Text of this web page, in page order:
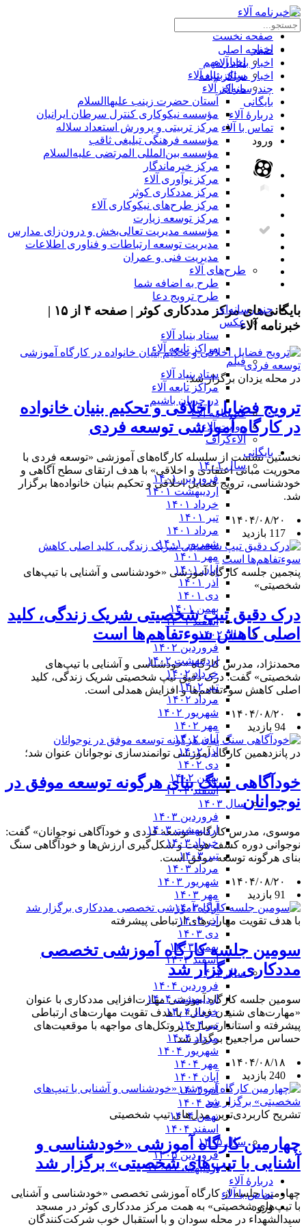
صفحه نخست
اخبار
اخبار مهم
ستاد بنیاد آلاء
مراکز آلاء
آستان حضرت زینب علیهاالسلام
مؤسسه نیکوکاری کنترل سرطان ایرانیان
مرکز تربیتی و پرورش استعداد سلاله
مؤسسه فرهنگی تبلیغی ثاقب
مؤسسه بین‌المللی المرتضی علیه‌السلام
مرکز خیرماندگار
مرکز نوآوری آلاء
مرکز مددکاری کوثر
مرکز طرح‌های نیکوکاری آلاء
مرکز توسعه زیارت
مؤسسه مدیریت تعالی‌بخش و درون‌زای مدارس
مدیریت توسعه ارتباطات و فناوری اطلاعات
مدیریت فنی و عمران
طرح‌های آلاء
طرح به اضافه شما
طرح ترویج دعا
چند رسانه‌ای
عکس
ستاد بنیاد آلاء
مراکز تابعه آلاء
فیلم
ستاد بنیاد آلاء
مراکز تابعه آلاء
در جریان باشیم
فصلنامه آلاء
روایت آلاء
آلاءگراف
بایگانی
سال ۱۴۰۱
فروردین ۱۴۰۱
اردیبهشت ۱۴۰۱
خرداد ۱۴۰۱
تیر ۱۴۰۱
مرداد ۱۴۰۱
شهریور ۱۴۰۱
مهر ۱۴۰۱
آبان ۱۴۰۱
آذر ۱۴۰۱
دی ۱۴۰۱
بهمن ۱۴۰۱
اسفند ۱۴۰۱
سال ۱۴۰۲
فروردین ۱۴۰۲
اردیبهشت ۱۴۰۲
خرداد ۱۴۰۲
تیر ۱۴۰۲
مرداد ۱۴۰۲
شهریور ۱۴۰۲
مهر ۱۴۰۲
آبان ۱۴۰۲
آذر ۱۴۰۲
دی ۱۴۰۲
بهمن ۱۴۰۲
اسفند ۱۴۰۲
سال ۱۴۰۳
فروردین ۱۴۰۳
اردیبهشت ۱۴۰۳
خرداد ۱۴۰۳
تیر ۱۴۰۳
مرداد ۱۴۰۳
شهریور ۱۴۰۳
مهر ۱۴۰۳
آبان ۱۴۰۳
آذر ۱۴۰۳
دی ۱۴۰۳
بهمن ۱۴۰۳
اسفند ۱۴۰۳
سال ۱۴۰۴
فروردین ۱۴۰۴
اردیبهشت ۱۴۰۴
خرداد ۱۴۰۴
تیر ۱۴۰۴
مرداد ۱۴۰۴
شهریور ۱۴۰۴
مهر ۱۴۰۴
آبان ۱۴۰۴
آذر ۱۴۰۴
دی ۱۴۰۴
بهمن ۱۴۰۴
اسفند ۱۴۰۴
سال ۱۴۰۵
فروردین ۱۴۰۵
اردیبهشت ۱۴۰۵
دربارۀ آلاء
تماس با آلاء
ورود
×
صفحه اصلی
اخبار بنیاد آلاء
اخبار مراکز تابعه
چندرسانه‌ای
بایگانی
دربارۀ آلاء
تماس با آلاء
ورود
بایگانی‌های مرکز مددکاری کوثر | صفحه ۴ از ۱۵ |
خبرنامه آلاء
در محله یزدان برگزار شد؛
ترویج فضایل اخلاقی و تحکیم بنیان خانواده
در کارگاه آموزشی توسعه فردی
نخستین نشست از سلسله کارگاه‌های آموزشی «توسعه فردی با
محوریت مبانی اعتقادی و اخلاقی» با هدف ارتقای سطح آگاهی و
خودشناسی، ترویج فضایل اخلاقی و تحکیم بنیان خانواده‌ها برگزار
شد.
۱۴۰۴/۰۸/۲۰
117 بازدید
پنجمین جلسه کارگاه آموزشی «خودشناسی و آشنایی با تیپ‌های
شخصیتی»
درک دقیق تیپ شخصیتی شریک زندگی، کلید
اصلی کاهش سوءتفاهم‌ها است
محمدنژاد، مدرس کارگاه «خودشناسی و آشنایی با تیپ‌های
شخصیتی» گفت: درک دقیق تیپ شخصیتی شریک زندگی، کلید
اصلی کاهش سوءتفاهم‌ها و افزایش همدلی است.
۱۴۰۴/۰۸/۲۰
94 بازدید
در پانزدهمین کارگاه آموزشی توانمندسازی نوجوانان عنوان شد؛
خودآگاهی سنگ بنای هرگونه توسعه موفق در
نوجوانان
موسوی، مدرس کارگاه «توسعه فردی و خودآگاهی نوجوانان» گفت:
نوجوانی دوره کشف هویت و شکل‌گیری ارزش‌ها و خودآگاهی سنگ
بنای هرگونه توسعه موفق است.
۱۴۰۴/۰۸/۲۰
91 بازدید
با هدف تقویت مهارت‌های ارتباطی پیشرفته
سومین جلسه کارگاه آموزشی تخصصی
مددکاری برگزار شد
سومین جلسه کارگاه آموزشی مهارت‌افزایی مددکاری با عنوان
«مهارت‌های شنیدن فعال» با هدف تقویت مهارت‌های ارتباطی
پیشرفته و استانداردسازی پروتکل‌های مواجهه با موقعیت‌های
حساس مراجعین برگزار شد.
۱۴۰۴/۰۸/۱۸
240 بازدید
تشریح کاربردی‌ترین مدل‌های تیپ شخصیتی
چهارمین کارگاه آموزشی «خودشناسی و
آشنایی با تیپ‌های شخصیتی» برگزار شد
چهارمین جلسه از کارگاه آموزشی تخصصی «خودشناسی و آشنایی
با تیپ‌های شخصیتی» به همت مرکز مددکاری کوثر در مسجد
سیدالشهداء در محله سودان و با استقبال خوب شرکت‌کنندگان